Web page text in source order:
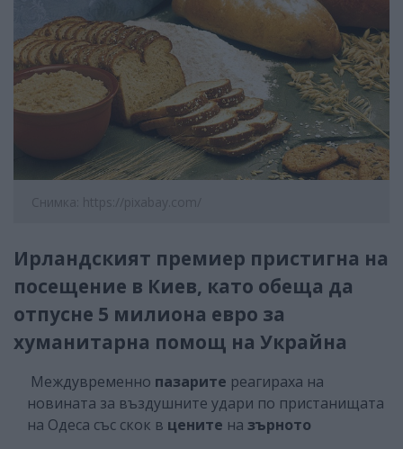
Снимка: https://pixabay.com/
Ирландският премиер пристигна на
посещение в Киев, като обеща да
отпусне 5 милиона евро за
хуманитарна помощ на Украйна
Междувременно пазарите реагираха на
новината за въздушните удари по пристанищата
на Одеса със скок в цените на зърното